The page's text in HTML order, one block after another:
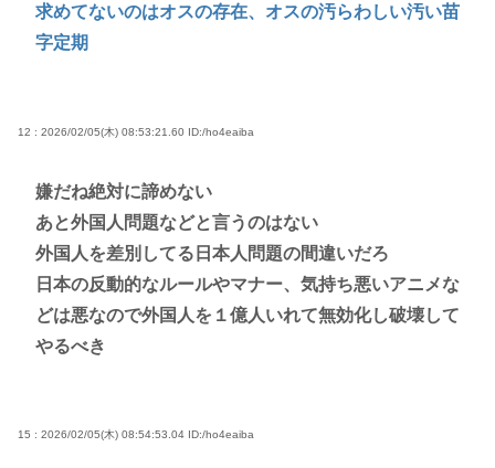
求めてないのはオスの存在、オスの汚らわしい汚い苗
字定期
12 : 2026/02/05(木) 08:53:21.60 ID:/ho4eaiba
嫌だね絶対に諦めない
あと外国人問題などと言うのはない
外国人を差別してる日本人問題の間違いだろ
日本の反動的なルールやマナー、気持ち悪いアニメな
どは悪なので外国人を１億人いれて無効化し破壊して
やるべき
15 : 2026/02/05(木) 08:54:53.04 ID:/ho4eaiba